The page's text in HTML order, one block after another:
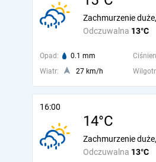
Odczuwalna 13°C
Zachmurzenie
Opad: 0.1 mm
Wiatr:
27 km/h
16:00
14°C
Odczuwalna 13°C
Zachmurzenie